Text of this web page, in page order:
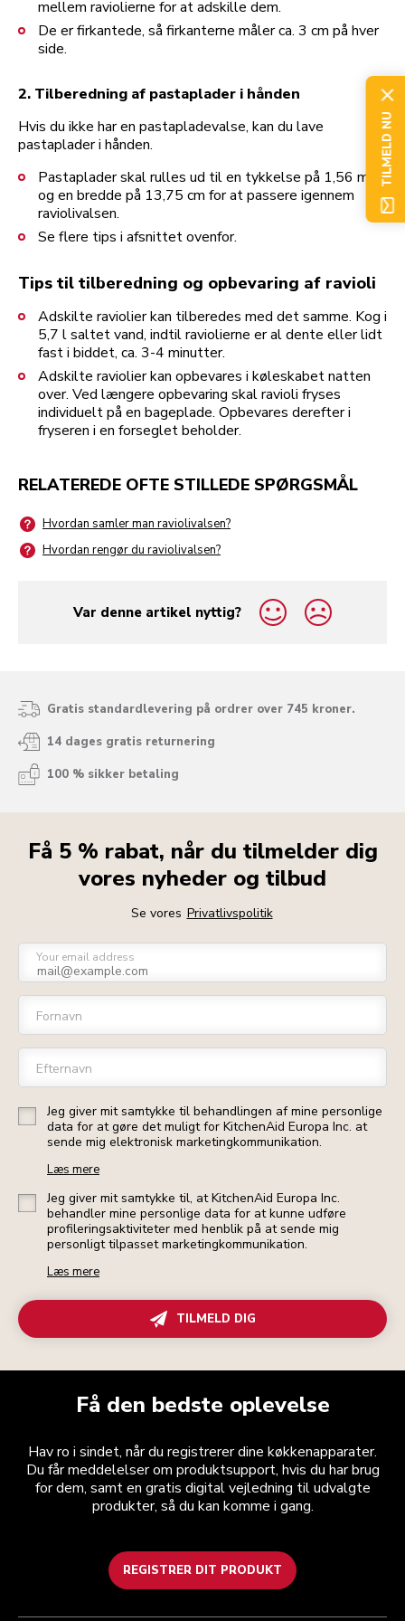
mellem raviolierne for at adskille dem.
De er firkantede, så firkanterne måler ca. 3 cm på hver
side.
2. Tilberedning af pastaplader i hånden
Hvis du ikke har en pastapladevalse, kan du lave
pastaplader i hånden.
Pastaplader skal rulles ud til en tykkelse på 1,56 mm
og en bredde på 13,75 cm for at passere igennem
raviolivalsen.
Se flere tips i afsnittet ovenfor.
Tips til tilberedning og opbevaring af ravioli
Adskilte raviolier kan tilberedes med det samme. Kog i
5,7 l saltet vand, indtil raviolierne er al dente eller lidt
fast i biddet, ca. 3-4 minutter.
Adskilte raviolier kan opbevares i køleskabet natten
over. Ved længere opbevaring skal ravioli fryses
individuelt på en bageplade. Opbevares derefter i
fryseren i en forseglet beholder.
RELATEREDE OFTE STILLEDE SPØRGSMÅL
Hvordan samler man raviolivalsen?
Hvordan rengør du raviolivalsen?
Var denne artikel nyttig?
yes
no
Gratis standardlevering på ordrer over 745 kroner.
14 dages gratis returnering
100 % sikker betaling
Få 5 % rabat, når du tilmelder dig
vores nyheder og tilbud
Se vores Privatlivspolitik
Your email address
Fornavn
Efternavn
Jeg giver mit samtykke til behandlingen af mine personlige
data for at gøre det muligt for KitchenAid Europa Inc. at
sende mig elektronisk marketingkommunikation.
Læs mere
Jeg giver mit samtykke til, at KitchenAid Europa Inc.
behandler mine personlige data for at kunne udføre
profileringsaktiviteter med henblik på at sende mig
personligt tilpasset marketingkommunikation.
Læs mere
TILMELD DIG
Få den bedste oplevelse
Hav ro i sindet, når du registrerer dine køkkenapparater.
Du får meddelelser om produktsupport, hvis du har brug
for dem, samt en gratis digital vejledning til udvalgte
produkter, så du kan komme i gang.
REGISTRER DIT PRODUKT
TILMELD NU